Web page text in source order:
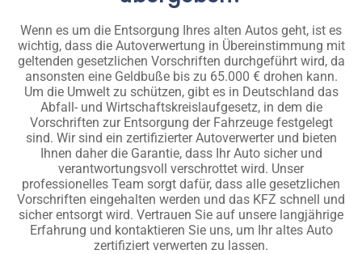
Wenn es um die Entsorgung Ihres alten Autos geht, ist es
wichtig, dass die Autoverwertung in Übereinstimmung mit
geltenden gesetzlichen Vorschriften durchgeführt wird, da
ansonsten eine Geldbuße bis zu 65.000 € drohen kann.
Um die Umwelt zu schützen, gibt es in Deutschland das
Abfall- und Wirtschaftskreislaufgesetz, in dem die
Vorschriften zur Entsorgung der Fahrzeuge festgelegt
sind. Wir sind ein zertifizierter Autoverwerter und bieten
Ihnen daher die Garantie, dass Ihr Auto sicher und
verantwortungsvoll verschrottet wird. Unser
professionelles Team sorgt dafür, dass alle gesetzlichen
Vorschriften eingehalten werden und das KFZ schnell und
sicher entsorgt wird. Vertrauen Sie auf unsere langjährige
Erfahrung und kontaktieren Sie uns, um Ihr altes Auto
zertifiziert verwerten zu lassen.